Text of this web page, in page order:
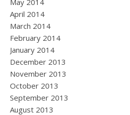
May 2014
April 2014
March 2014
February 2014
January 2014
December 2013
November 2013
October 2013
September 2013
August 2013